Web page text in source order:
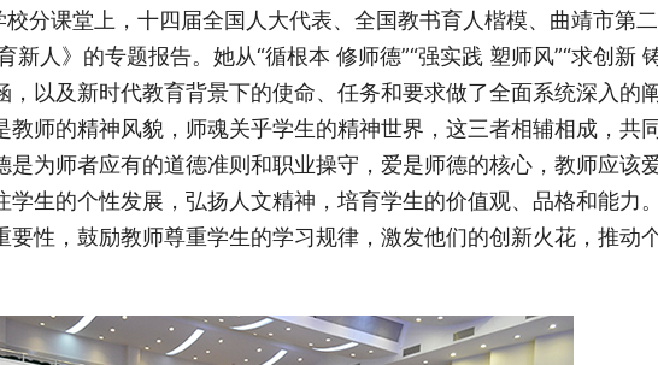
分课堂上，十四届全国人大代表、全国教书育人楷模、曲靖市第
人》的专题报告。她从“循根本 修师德”“强实践 塑师风”“求创新
以及新时代教育背景下的使命、任务和要求做了全面系统深入的阐
师的精神风貌，师魂关乎学生的精神世界，这三者相辅相成，共
为师者应有的道德准则和职业操守，爱是师德的核心，教师应该
生的个性发展，弘扬人文精神，培育学生的价值观、品格和能力
性，鼓励教师尊重学生的学习规律，激发他们的创新火花，推动